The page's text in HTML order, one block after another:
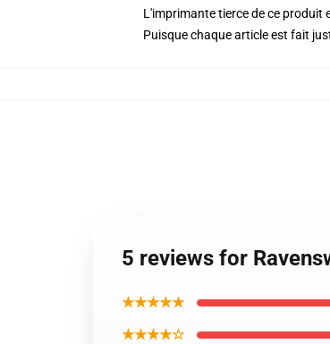
L'imprimante tierce de ce produit
Puisque chaque article est fait
5 reviews for
★★★★★
★★★★☆